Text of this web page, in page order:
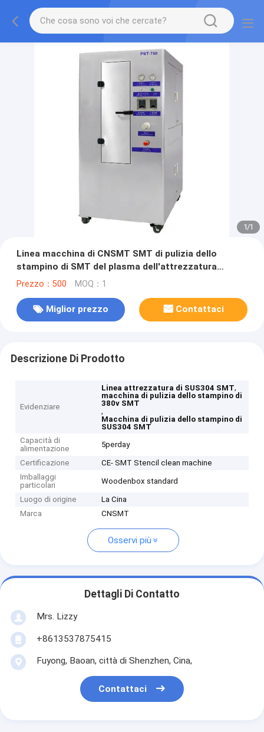
1/1
Linea macchina di CNSMT SMT di pulizia dello
stampino di SMT del plasma dell'attrezzatura
SUS304
Prezzo：500 MOQ：1
Miglior prezzo Contattaci
Descrizione Di Prodotto
Evidenziare
Linea attrezzatura di SUS304 SMT,
macchina di pulizia dello stampino di
380v SMT
,
Macchina di pulizia dello stampino di
SUS304 SMT
Capacità di
alimentazione
5perday
Certificazione
CE- SMT Stencil clean machine
Imballaggi
particolari
Woodenbox standard
Luogo di origine
La Cina
Marca
CNSMT
Osservi più
Dettagli Di Contatto
Mrs. Lizzy
+8613537875415
Fuyong, Baoan, città di Shenzhen, Cina,
Contattaci